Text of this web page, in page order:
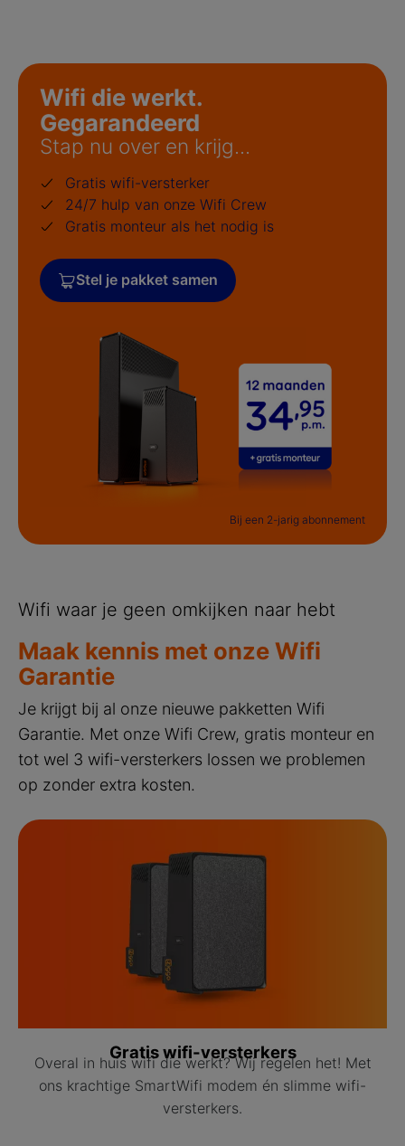
Wifi die werkt.
Gegarandeerd
Stap nu over en krijg...
Gratis wifi-versterker
24/7 hulp van onze Wifi Crew
Gratis monteur als het nodig is
Stel je pakket samen
Bij een 2-jarig abonnement
Wifi waar je geen omkijken naar hebt
Maak kennis met onze Wifi
Garantie
Je krijgt bij al onze nieuwe pakketten Wifi
Garantie. Met onze Wifi Crew, gratis monteur en
tot wel 3 wifi-versterkers lossen we problemen
op zonder extra kosten.
Gratis wifi-versterkers
Overal in huis wifi die werkt? Wij regelen het! Met
ons krachtige SmartWifi modem én slimme wifi-
versterkers.